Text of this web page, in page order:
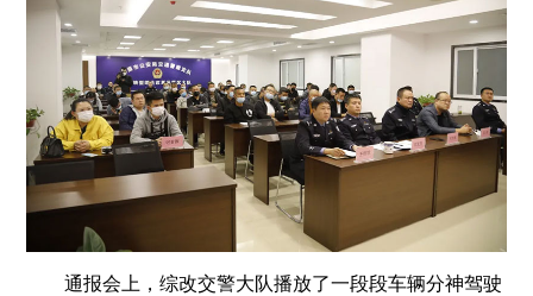
通报会上，综改交警大队播放了一段段车辆分神驾驶